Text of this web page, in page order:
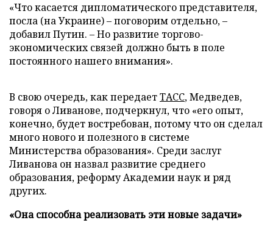
«Что касается дипломатического представителя,
посла (на Украине) – поговорим отдельно, –
добавил Путин. – Но развитие торгово-
экономических связей должно быть в поле
постоянного нашего внимания».
В свою очередь, как передаетТАСС, Медведев,
говоря о Ливанове, подчеркнул, что «его опыт,
конечно, будет востребован, потому что он сделал
много нового и полезного в системе
Министерства образования». Среди заслуг
Ливанова он назвал развитие среднего
образования, реформу Академии наук и ряд
других.
«Она способна реализовать эти новые задачи»